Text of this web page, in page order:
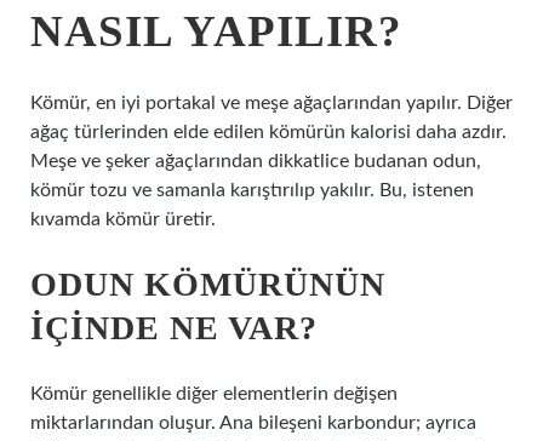
NASIL YAPILIR?
Kömür, en iyi portakal ve meşe ağaçlarından yapılır. Diğer
ağaç türlerinden elde edilen kömürün kalorisi daha azdır.
Meşe ve şeker ağaçlarından dikkatlice budanan odun,
kömür tozu ve samanla karıştırılıp yakılır. Bu, istenen
kıvamda kömür üretir.
ODUN KÖMÜRÜNÜN
IÇINDE NE VAR?
Kömür genellikle diğer elementlerin değişen
miktarlarından oluşur. Ana bileşeni karbondur; ayrıca